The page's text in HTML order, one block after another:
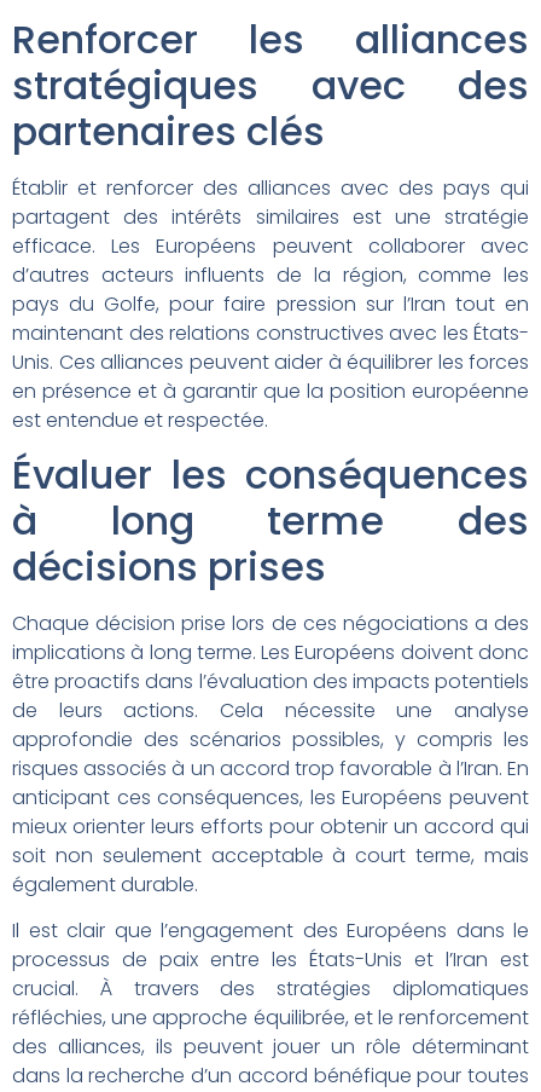
Renforcer les alliances
stratégiques avec des
partenaires clés
Établir et renforcer des alliances avec des pays qui
partagent des intérêts similaires est une stratégie
efficace. Les Européens peuvent collaborer avec
d’autres acteurs influents de la région, comme les
pays du Golfe, pour faire pression sur l’Iran tout en
maintenant des relations constructives avec les États-
Unis. Ces alliances peuvent aider à équilibrer les forces
en présence et à garantir que la position européenne
est entendue et respectée.
Évaluer les conséquences
à long terme des
décisions prises
Chaque décision prise lors de ces négociations a des
implications à long terme. Les Européens doivent donc
être proactifs dans l’évaluation des impacts potentiels
de leurs actions. Cela nécessite une analyse
approfondie des scénarios possibles, y compris les
risques associés à un accord trop favorable à l’Iran. En
anticipant ces conséquences, les Européens peuvent
mieux orienter leurs efforts pour obtenir un accord qui
soit non seulement acceptable à court terme, mais
également durable.
Il est clair que l’engagement des Européens dans le
processus de paix entre les États-Unis et l’Iran est
crucial. À travers des stratégies diplomatiques
réfléchies, une approche équilibrée, et le renforcement
des alliances, ils peuvent jouer un rôle déterminant
dans la recherche d’un accord bénéfique pour toutes